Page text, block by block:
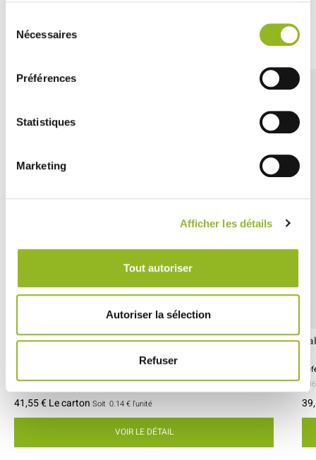
Nécessaires
Préférences
Statistiques
Marketing
Afficher les détails
Tout autoriser
Autoriser la sélection
Refuser
Découvrez aussi
Couvercle RPET pour saladier 500, 750 et 1000 ml
- H21 Ø155 mm- RPET- 300 pièces / carton
41,55 € Le carton Soit 0.14 € l'unité
VOIR LE DÉTAIL
-